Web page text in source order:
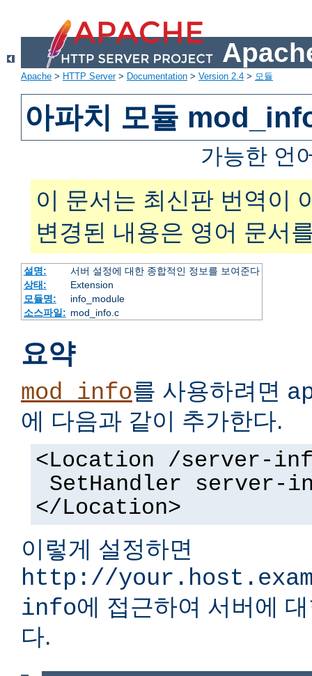
Apache > HTTP Server> Documentation > Version 2.4 > 모듈
아파치 모듈
가능한 언
이 문서는 최신판 번역이
변경된 내용은 영어 문서
설명:
서버 설정에 대한 종합적인 정보를 보여준다
상태:
Extension
모듈명:
info_module
소스파일: mod_info.c
요약
mod_info를 사용하려면
에 다음과 같이 추가한다.
<Location /server-
SetHandler server-
</Location>
이렇게 설정하면
http://
info에 접근하여 서버에
다.